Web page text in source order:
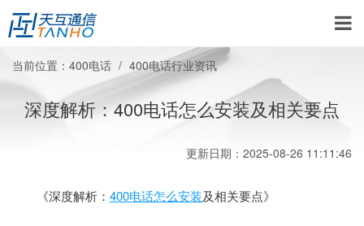
当前位置： 400电话 400电话行业资讯
深度解析：400电话怎么安装及相关要点
更新日期：2025-08-26 11:11:46
《深度解析： 400电话怎么安装及相关要点》